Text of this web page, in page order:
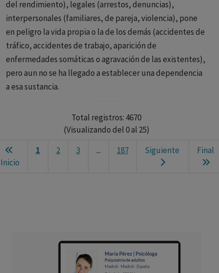
del rendimiento), legales (arrestos, denuncias),
interpersonales (familiares, de pareja, violencia), pone
en peligro la vida propia o la de los demás (accidentes de
tráfico, accidentes de trabajo, aparición de
enfermedades somáticas o agravación de las existentes),
pero aun no se ha llegado a establecer una dependencia
a esa sustancia.
Total registros: 4670
(Visualizando del 0 al 25)
1 2 3 ... 187 Siguiente
Final